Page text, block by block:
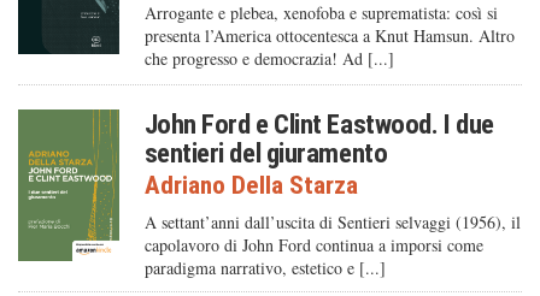
Arrogante e plebea, xenofoba e suprematista: così si
presenta l’America ottocentesca a Knut Hamsun. Altro
che progresso e democrazia! Ad [...]
John Ford e Clint Eastwood. I due
sentieri del giuramento
Adriano Della Starza
A settant’anni dall’uscita di Sentieri selvaggi (1956), il
capolavoro di John Ford continua a imporsi come
paradigma narrativo, estetico e [...]